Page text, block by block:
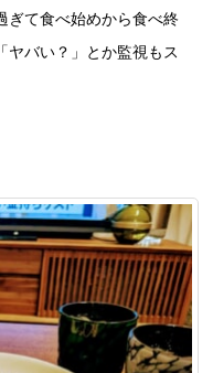
ぎて食べ始めから食べ終
ヤバい？」とか監視もス